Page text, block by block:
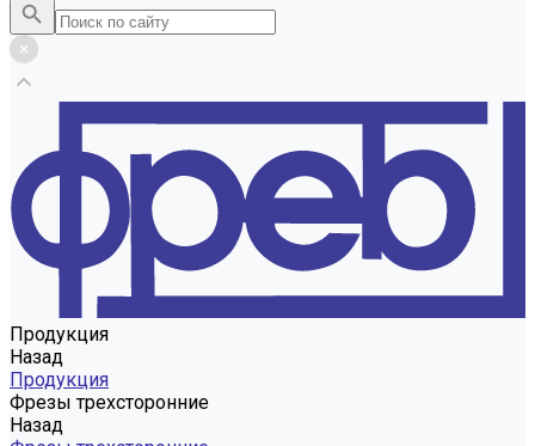
Продукция
Назад
Продукция
Фрезы трехсторонние
Назад